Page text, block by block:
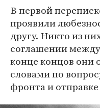
В первой
проявили
другу. Никто из
соглашении
конце концов они
словами по
фронта и отправке